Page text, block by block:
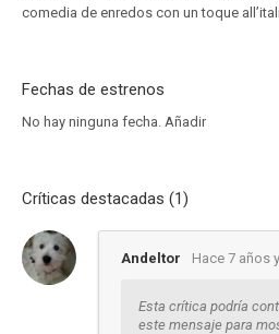
comedia de enredos con un toque
Fechas de estrenos
No hay ninguna fecha. Añadir
Críticas destacadas (1)
Andeltor Hace 7 años
Esta crítica podría
este mensaje para